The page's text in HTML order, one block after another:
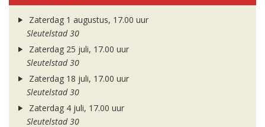
Zaterdag 1 augustus, 17.00 uur
Sleutelstad 30
Zaterdag 25 juli, 17.00 uur
Sleutelstad 30
Zaterdag 18 juli, 17.00 uur
Sleutelstad 30
Zaterdag 4 juli, 17.00 uur
Sleutelstad 30